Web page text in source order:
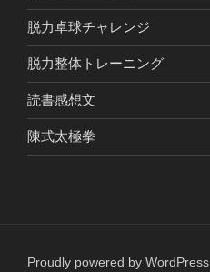
脱力卓球チャレンジ
脱力整体トレーニング
読書感想文
陳式太極拳
Proudly powered by WordPress